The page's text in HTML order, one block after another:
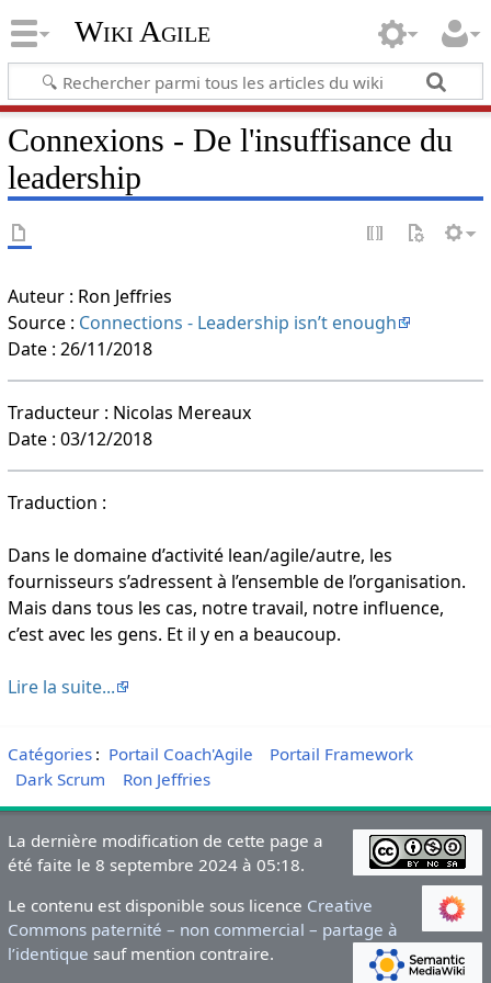
Wiki Agile
Connexions - De l'insuffisance du
leadership
Auteur : Ron Jeffries
Source : Connections - Leadership isn’t enough
Date : 26/11/2018
Traducteur : Nicolas Mereaux
Date : 03/12/2018
Traduction :
Dans le domaine d’activité lean/agile/autre, les
fournisseurs s’adressent à l’ensemble de l’organisation.
Mais dans tous les cas, notre travail, notre influence,
c’est avec les gens. Et il y en a beaucoup.
Lire la suite...
Catégories: Portail Coach'Agile
Portail Framework
Dark Scrum
Ron Jeffries
La dernière modification de cette page a
été faite le 8 septembre 2024 à 05:18.
Le contenu est disponible sous licence Creative
Commons paternité – non commercial – partage à
l’identique sauf mention contraire.